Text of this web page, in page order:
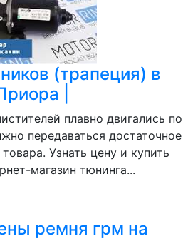
(трапеция) в
|
плавно двигались по
передаваться достаточное
Узнать цену и купить
магазин тюнинга...
ремня грм на